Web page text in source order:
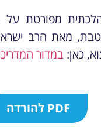
מפורטת על
מאת הרב
כאן: במדור
PDF להורדה